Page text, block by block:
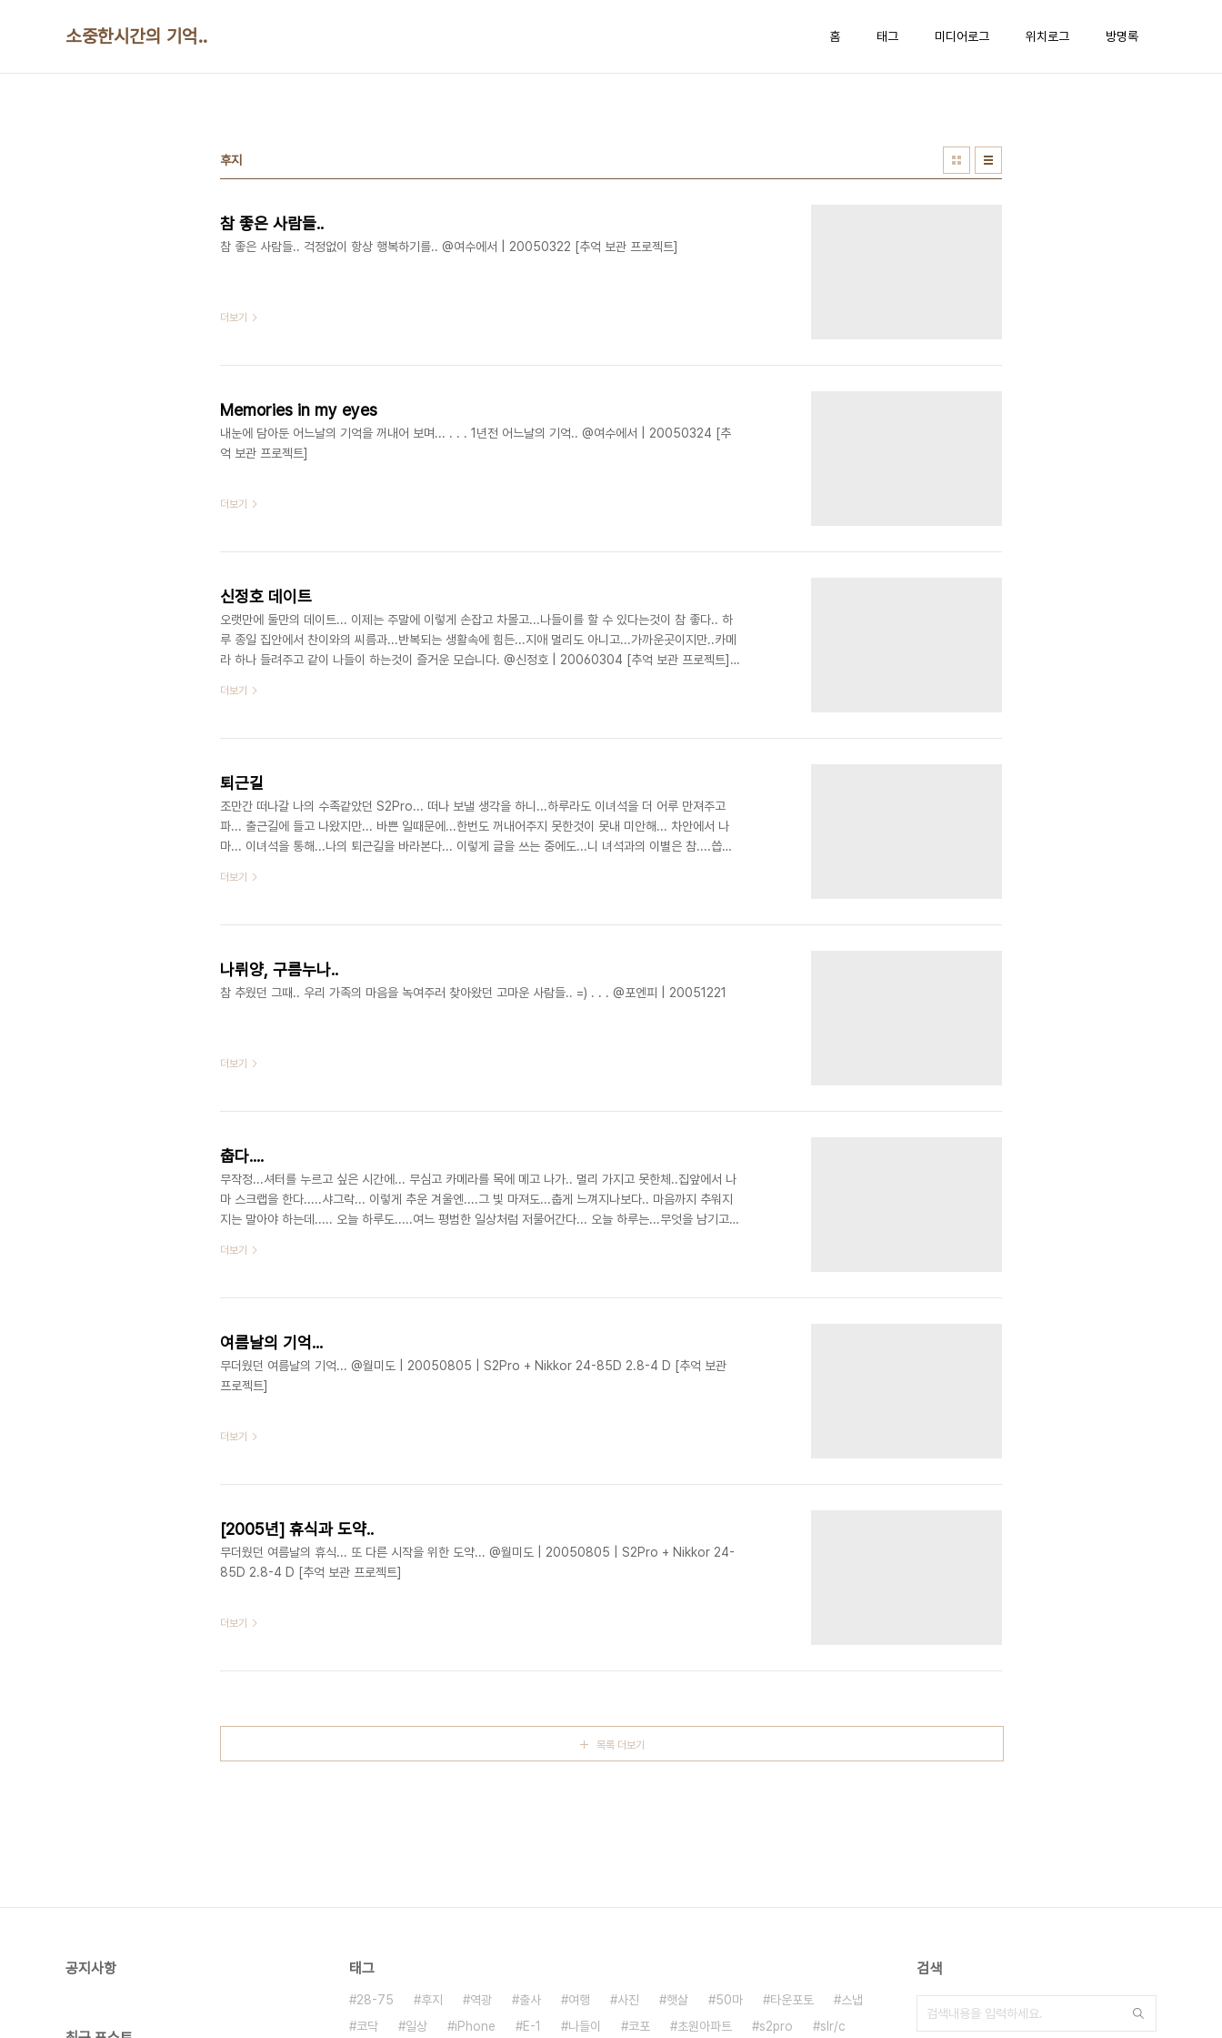
소중한시간의 기억.. 홈 태그 미디어로그 위치로그 방명록
후지
참 좋은 사람들..
참 좋은 사람들.. 걱정없이 항상 행복하기를.. @여수에서 | 20050322 [추억 보관 프로젝트]
더보기
Memories in my eyes
내눈에 담아둔 어느날의 기억을 꺼내어 보며... . . . 1년전 어느날의 기억.. @여수에서 | 20050324 [추
억 보관 프로젝트]
더보기
신정호 데이트
오랫만에 둘만의 데이트... 이제는 주말에 이렇게 손잡고 차몰고...나들이를 할 수 있다는것이 참 좋다.. 하
루 종일 집안에서 찬이와의 씨름과...반복되는 생활속에 힘든...지애 멀리도 아니고...가까운곳이지만..카메
라 하나 들려주고 같이 나들이 하는것이 즐거운 모습니다. @신정호 | 20060304 [추억 보관 프로젝트]
때에 비하면 참 좋은 시절이랍니다 ㅎㅎ 쑥쑥자란 민찬이를 보고 있노라면 시간이 참 빠르게 느껴지네요 ^^
더보기
퇴근길
조만간 떠나갈 나의 수족같았던 S2Pro... 떠나 보낼 생각을 하니...하루라도 이녀석을 더 어루 만져주고
파... 출근길에 들고 나왔지만... 바쁜 일때문에...한번도 꺼내어주지 못한것이 못내 미안해... 차안에서 나
마... 이녀석을 통해...나의 퇴근길을 바라본다... 이렇게 글을 쓰는 중에도...니 녀석과의 이별은 참....씁쓸
첫 정이었는디 아흑......ㅠㅠ
더보기
나뤼양, 구름누나..
참 추웠던 그때.. 우리 가족의 마음을 녹여주러 찾아왔던 고마운 사람들.. =) . . . @포엔피 | 20051221
더보기
춥다....
무작정...셔터를 누르고 싶은 시간에... 무심고 카메라를 목에 메고 나가.. 멀리 가지고 못한체..집앞에서 나
마 스크랩을 한다.....샤그락... 이렇게 추운 겨울엔....그 빛 마져도...춥게 느껴지나보다.. 마음까지 추워지
지는 말아야 하는데..... 오늘 하루도.....여느 평범한 일상처럼 저물어간다... 오늘 하루는...무엇을 남기고...
20051207 [추억 보관 프로젝트]
더보기
여름날의 기억...
무더웠던 여름날의 기억... @월미도 | 20050805 | S2Pro + Nikkor 24-85D 2.8-4 D [추억 보관
프로젝트]
더보기
[2005년] 휴식과 도약..
무더웠던 여름날의 휴식... 또 다른 시작을 위한 도약... @월미도 | 20050805 | S2Pro + Nikkor 24-
85D 2.8-4 D [추억 보관 프로젝트]
더보기
목록 더보기
공지사항 태그
28-75 후지 역광 출사 여행 사진 햇살 50마 타운포토
스냅
코닥
일상 iPhone E-1 나들이 코포 초원아파트 s2pro slr/c
검색